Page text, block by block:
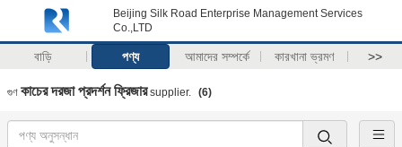
Beijing Silk Road Enterprise Management Services
Co.,LTD
বাড়ি পণ্য আমাদের সম্পর্কে কারখানা ভ্রমণ >>
গুণ কাচের দরজা প্রদর্শন ফ্রিজারsupplier. (6)